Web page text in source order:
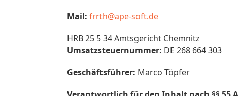
Mail: frrth@ape-soft.de
HRB 25 5 34 Amtsgericht Chemnitz
Umsatzsteuernummer: DE 268 664 303
Geschäftsführer: Marco Töpfer